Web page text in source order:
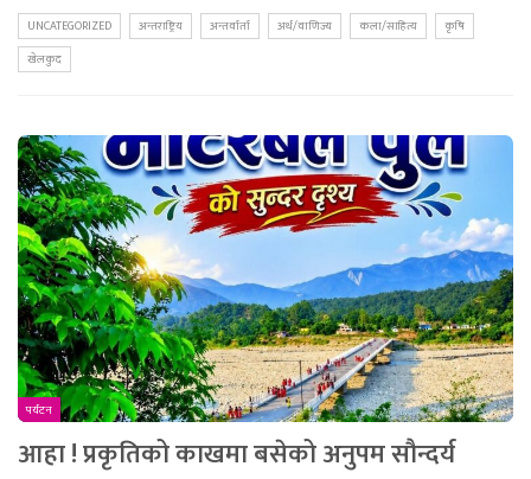
UNCATEGORIZED अन्तराष्ट्रिय अन्तर्वार्ता अर्थ/वाणिज्य कला/साहित्य
कृषि
खेलकुद
पर्यटन
आहा ! प्रकृतिको काखमा बसेको अनुपम सौन्दर्य